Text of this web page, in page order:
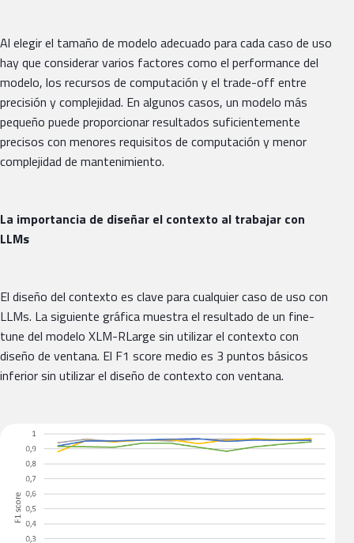
Al elegir el tamaño de modelo adecuado para cada caso de uso
hay que considerar varios factores como el performance del
modelo, los recursos de computación y el trade-off entre
precisión y complejidad. En algunos casos, un modelo más
pequeño puede proporcionar resultados suficientemente
precisos con menores requisitos de computación y menor
complejidad de mantenimiento.
La importancia de diseñar el contexto al trabajar con
LLMs
El diseño del contexto es clave para cualquier caso de uso con
LLMs. La siguiente gráfica muestra el resultado de un fine-
tune del modelo XLM-RLarge sin utilizar el contexto con
diseño de ventana. El F1 score medio es 3 puntos básicos
inferior sin utilizar el diseño de contexto con ventana.